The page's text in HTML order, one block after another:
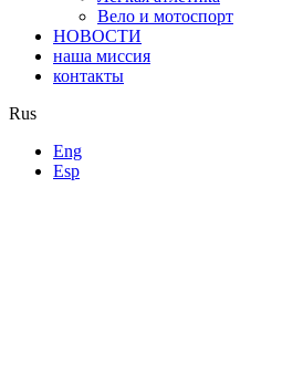
Вело и мотоспорт
НОВОСТИ
наша миссия
контакты
Rus
Eng
Esp